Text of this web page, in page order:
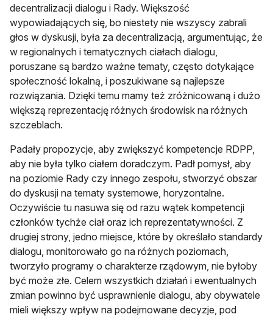
decentralizacji dialogu i Rady. Większość
wypowiadających się, bo niestety nie wszyscy zabrali
głos w dyskusji, była za decentralizacją, argumentując, że
w regionalnych i tematycznych ciałach dialogu,
poruszane są bardzo ważne tematy, często dotykające
społeczność lokalną, i poszukiwane są najlepsze
rozwiązania. Dzięki temu mamy też zróżnicowaną i dużo
większą reprezentację różnych środowisk na różnych
szczeblach.
Padały propozycje, aby zwiększyć kompetencje RDPP,
aby nie była tylko ciałem doradczym. Padł pomysł, aby
na poziomie Rady czy innego zespołu, stworzyć obszar
do dyskusji na tematy systemowe, horyzontalne.
Oczywiście tu nasuwa się od razu wątek kompetencji
członków tychże ciał oraz ich reprezentatywności. Z
drugiej strony, jedno miejsce, które by określało standardy
dialogu, monitorowało go na różnych poziomach,
tworzyło programy o charakterze rządowym, nie byłoby
być może złe. Celem wszystkich działań i ewentualnych
zmian powinno być usprawnienie dialogu, aby obywatele
mieli większy wpływ na podejmowane decyzje, pod